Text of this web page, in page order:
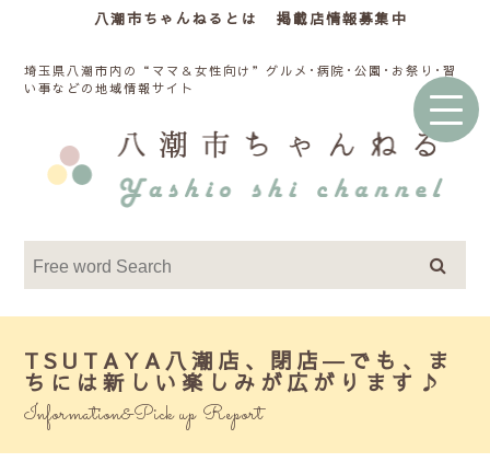
八潮市ちゃんねるとは 掲載店情報募集中
埼玉県八潮市内の“ママ＆女性向け”グルメ･病院･公園･お祭り･習
い事などの地域情報サイト
TSUTAYA八潮店、閉店―でも、ま
ちには新しい楽しみが広がります♪
Information&Pick up Report